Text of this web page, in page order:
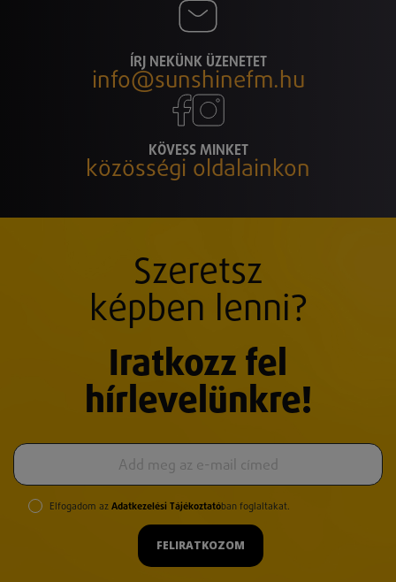
ÍRJ NEKÜNK ÜZENETET
info@sunshinefm.hu
KÖVESS MINKET
közösségi oldalainkon
Szeretsz
képben lenni?
Iratkozz fel
hírlevelünkre!
Elfogadom az Adatkezelési Tájékoztatóban foglaltakat.
FELIRATKOZOM